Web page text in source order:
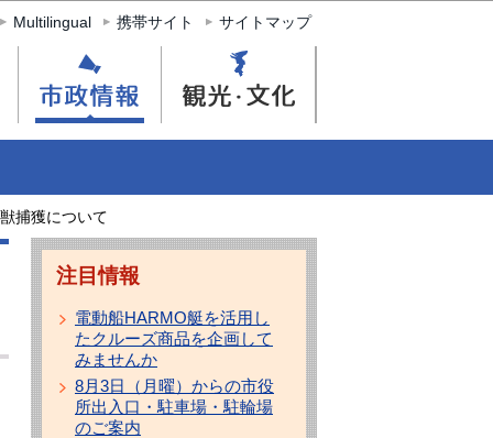
Multilingual 携帯サイト サイトマップ
捕獲について
注目情報
電動船HARMO艇を活用し
たクルーズ商品を企画して
みませんか
8月3日（月曜）からの市役
所出入口・駐車場・駐輪場
のご案内